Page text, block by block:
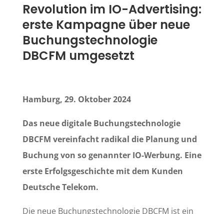
Revolution im IO-Advertising:
erste Kampagne über neue
Buchungstechnologie
DBCFM umgesetzt
Hamburg, 29. Oktober 2024
Das neue digitale Buchungstechnologie
DBCFM vereinfacht radikal die Planung und
Buchung von so genannter IO-Werbung. Eine
erste Erfolgsgeschichte mit dem Kunden
Deutsche Telekom.
Die neue Buchungstechnologie DBCFM ist ein